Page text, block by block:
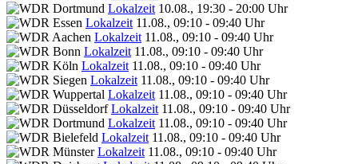
Lokalzeit 10.08., 19:30 - 20:00 Uhr
Lokalzeit 11.08., 09:10 - 09:40 Uhr
Lokalzeit 11.08., 09:10 - 09:40 Uhr
Lokalzeit 11.08., 09:10 - 09:40 Uhr
Lokalzeit 11.08., 09:10 - 09:40 Uhr
Lokalzeit 11.08., 09:10 - 09:40 Uhr
Lokalzeit 11.08., 09:10 - 09:40 Uhr
Lokalzeit 11.08., 09:10 - 09:40 Uhr
Lokalzeit 11.08., 09:10 - 09:40 Uhr
Lokalzeit 11.08., 09:10 - 09:40 Uhr
Lokalzeit 11.08., 09:10 - 09:40 Uhr